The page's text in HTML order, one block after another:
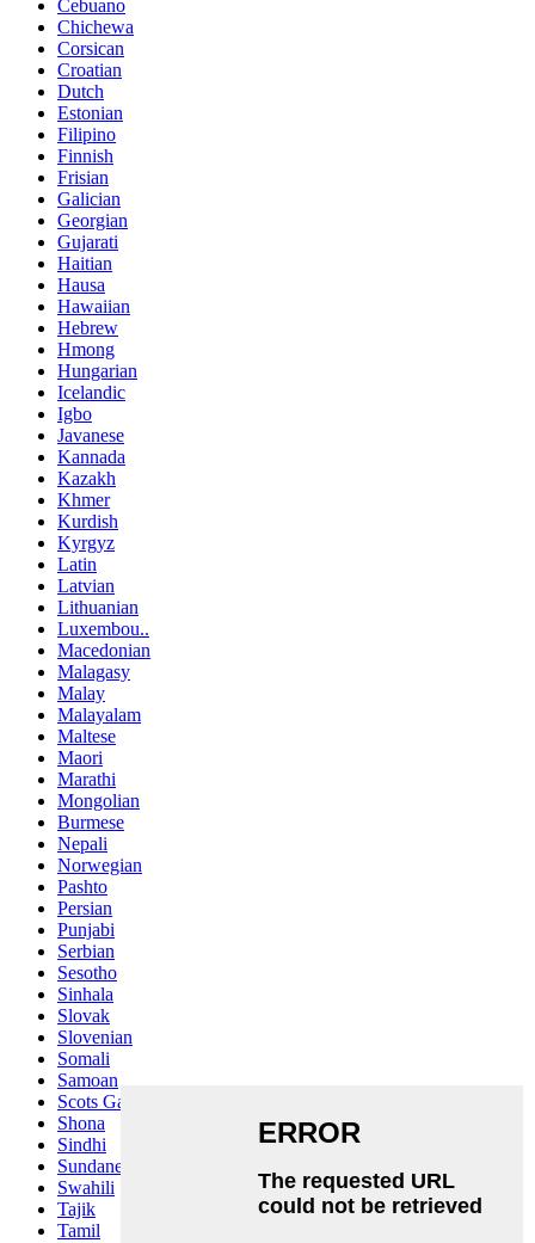
Cebuano
Chichewa
Corsican
Croatian
Dutch
Estonian
Filipino
Finnish
Frisian
Galician
Georgian
Gujarati
Haitian
Hausa
Hawaiian
Hebrew
Hmong
Hungarian
Icelandic
Igbo
Javanese
Kannada
Kazakh
Khmer
Kurdish
Kyrgyz
Latin
Latvian
Lithuanian
Luxembou..
Macedonian
Malagasy
Malay
Malayalam
Maltese
Maori
Marathi
Mongolian
Burmese
Nepali
Norwegian
Pashto
Persian
Punjabi
Serbian
Sesotho
Sinhala
Slovak
Slovenian
Somali
Samoan
Scots Gaelic
Shona
Sindhi
Sundanese
Swahili
Tajik
Tamil